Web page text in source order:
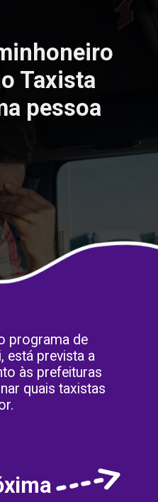
programa de
está prevista a
às prefeituras
quais taxistas
Taxista
pessoa